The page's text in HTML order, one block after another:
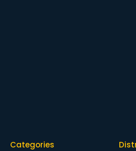
Categories